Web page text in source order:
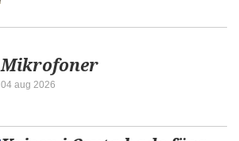
Mikrofoner
04 aug 2026